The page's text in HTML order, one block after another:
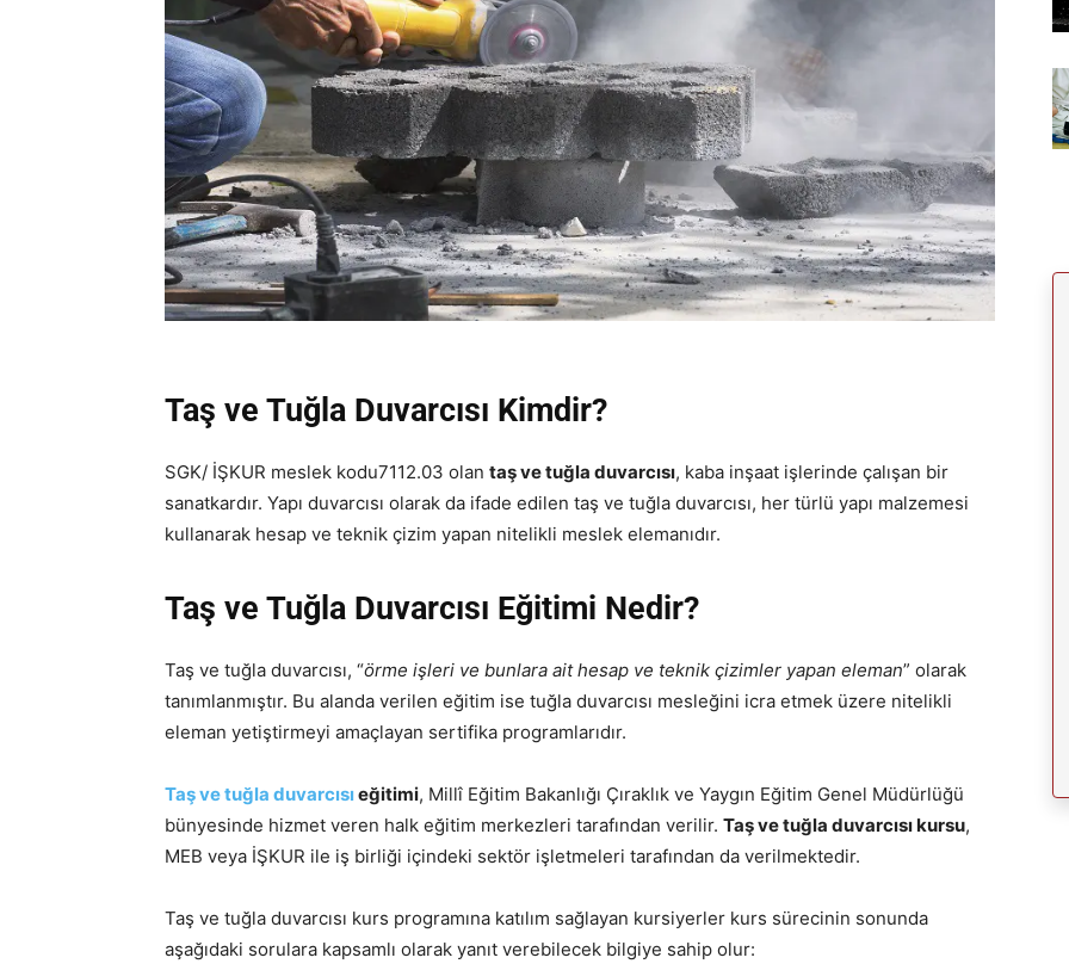
Taş ve Tuğla Duvarcısı Kimdir?
SGK/ İŞKUR meslek kodu7112.03 olan taş ve tuğla duvarcısı, kaba inşaat işlerinde çalışan bir
sanatkardır. Yapı duvarcısı olarak da ifade edilen taş ve tuğla duvarcısı, her türlü yapı malzemesi
kullanarak hesap ve teknik çizim yapan nitelikli meslek elemanıdır.
Taş ve Tuğla Duvarcısı Eğitimi Nedir?
Taş ve tuğla duvarcısı, “örme işleri ve bunlara ait hesap ve teknik çizimler yapan eleman” olarak
tanımlanmıştır. Bu alanda verilen eğitim ise tuğla duvarcısı mesleğini icra etmek üzere nitelikli
eleman yetiştirmeyi amaçlayan sertifika programlarıdır.
Taş ve tuğla duvarcısıeğitimi, Millî Eğitim Bakanlığı Çıraklık ve Yaygın Eğitim Genel Müdürlüğü
bünyesinde hizmet veren halk eğitim merkezleri tarafından verilir. Taş ve tuğla duvarcısı kursu,
MEB veya İŞKUR ile iş birliği içindeki sektör işletmeleri tarafından da verilmektedir.
Taş ve tuğla duvarcısı kurs programına katılım sağlayan kursiyerler kurs sürecinin sonunda
aşağıdaki sorulara kapsamlı olarak yanıt verebilecek bilgiye sahip olur: